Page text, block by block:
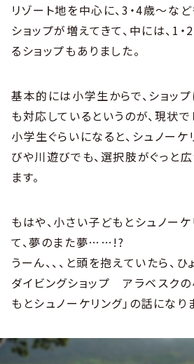
リゾート地を中心に、3・4歳〜な
ショップが増えてきて、中には、1
るショップもありました。
基本的には小学生からで、ショッ
も対応しているというのが、現状で
小学生ぐらいになると、シュノーケ
びや川遊びでも、選択肢がぐっと
ます。
もはや、小さい子どもとシュノー
て、夢のまた夢……!?
うーん、、、と頭を抱えていたら、
ダイビングショップ アラベスクの
もとシュノーケリング」の話になり